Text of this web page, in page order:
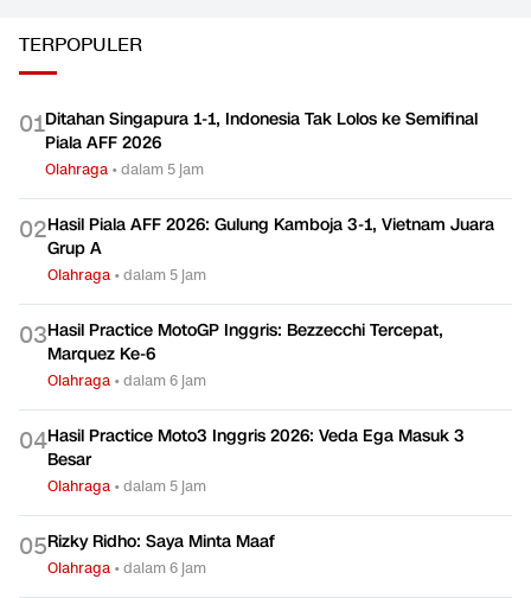
TERPOPULER
01Ditahan Singapura 1-1, Indonesia Tak Lolos ke Semifinal
Piala AFF 2026
Olahraga •dalam 5 jam
02Hasil Piala AFF 2026: Gulung Kamboja 3-1, Vietnam Juara
Grup A
Olahraga •dalam 5 jam
03Hasil Practice MotoGP Inggris: Bezzecchi Tercepat,
Marquez Ke-6
Olahraga •dalam 6 jam
04Hasil Practice Moto3 Inggris 2026: Veda Ega Masuk 3
Besar
Olahraga •dalam 5 jam
05Rizky Ridho: Saya Minta Maaf
Olahraga •dalam 6 jam